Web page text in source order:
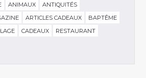
ANIMAUX
ANTIQUITÉS
ARTICLES CADEAUX
BAPTÊME
CADEAUX
RESTAURANT